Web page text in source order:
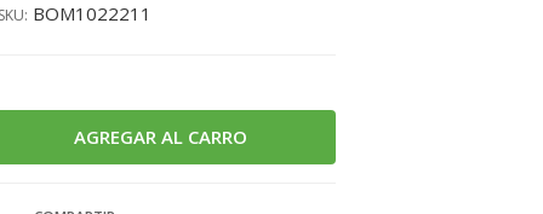
SKU: BOM1022211